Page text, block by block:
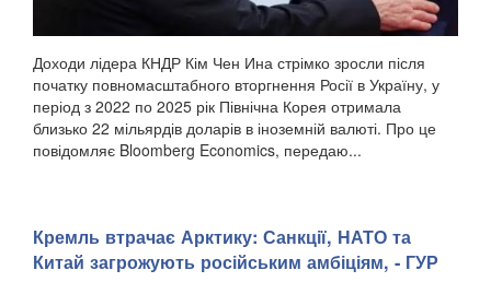
Доходи лідера КНДР Кім Чен Ина стрімко зросли після
початку повномасштабного вторгнення Росії в Україну, у
період з 2022 по 2025 рік Північна Корея отримала
близько 22 мільярдів доларів в іноземній валюті. Про це
повідомляє Bloomberg Economics, передаю...
Кремль втрачає Арктику: Санкції, НАТО та
Китай загрожують російським амбіціям, - ГУР